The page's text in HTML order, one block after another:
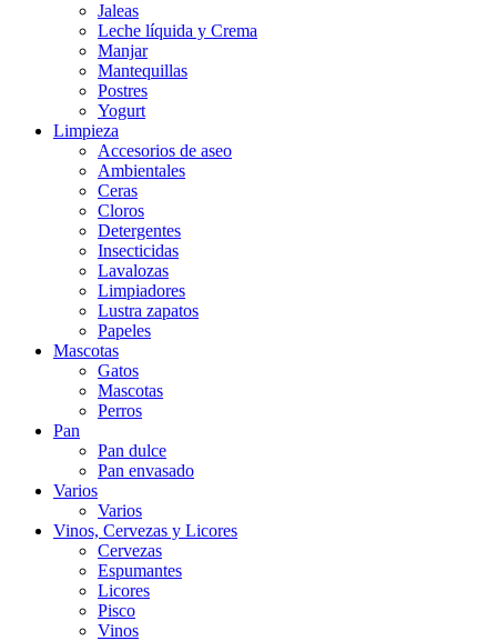
Jaleas
Leche líquida y Crema
Manjar
Mantequillas
Postres
Yogurt
Limpieza
Accesorios de aseo
Ambientales
Ceras
Cloros
Detergentes
Insecticidas
Lavalozas
Limpiadores
Lustra zapatos
Papeles
Mascotas
Gatos
Mascotas
Perros
Pan
Pan dulce
Pan envasado
Varios
Varios
Vinos, Cervezas y Licores
Cervezas
Espumantes
Licores
Pisco
Vinos